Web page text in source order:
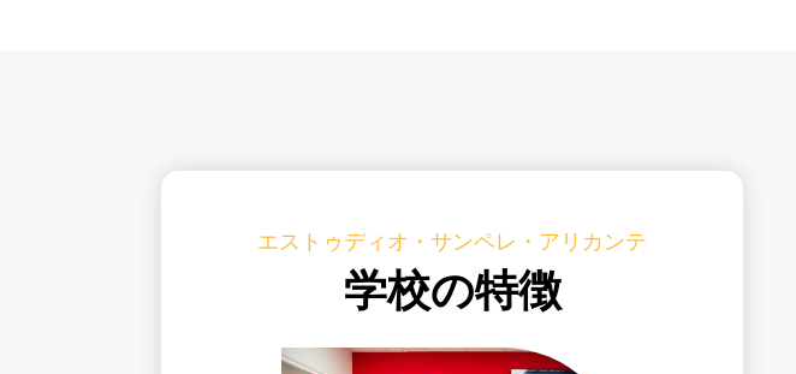
エストゥディオ・サンペレ・アリカンテ
学校の特徴